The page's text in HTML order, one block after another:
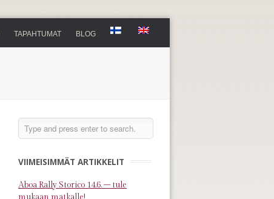
TAPAHTUMAT BLOG
VIIMEISIMMÄT ARTIKKELIT
Aboa Rally Storico 14.6. – tule